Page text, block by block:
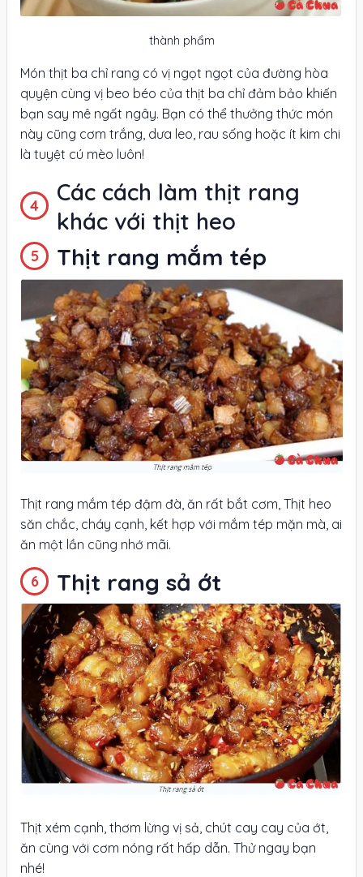
thành phẩm
Món thịt ba chỉ rang có vị ngọt ngọt của đường hòa
quyện cùng vị beo béo của thịt ba chỉ đảm bảo khiến
bạn say mê ngất ngây. Bạn có thể thưởng thức món
này cũng cơm trắng, dưa leo, rau sống hoặc ít kim chi
là tuyệt cú mèo luôn!
Các cách làm thịt rang
khác với thịt heo
Thịt rang mắm tép
Thịt rang mắm tép đậm đà, ăn rất bắt cơm, Thịt heo
săn chắc, cháy cạnh, kết hợp với mắm tép mặn mà, ai
ăn một lần cũng nhớ mãi.
Thịt rang sả ớt
Thịt xém cạnh, thơm lừng vị sả, chút cay cay của ớt,
ăn cùng với cơm nóng rất hấp dẫn. Thử ngay bạn
nhé!